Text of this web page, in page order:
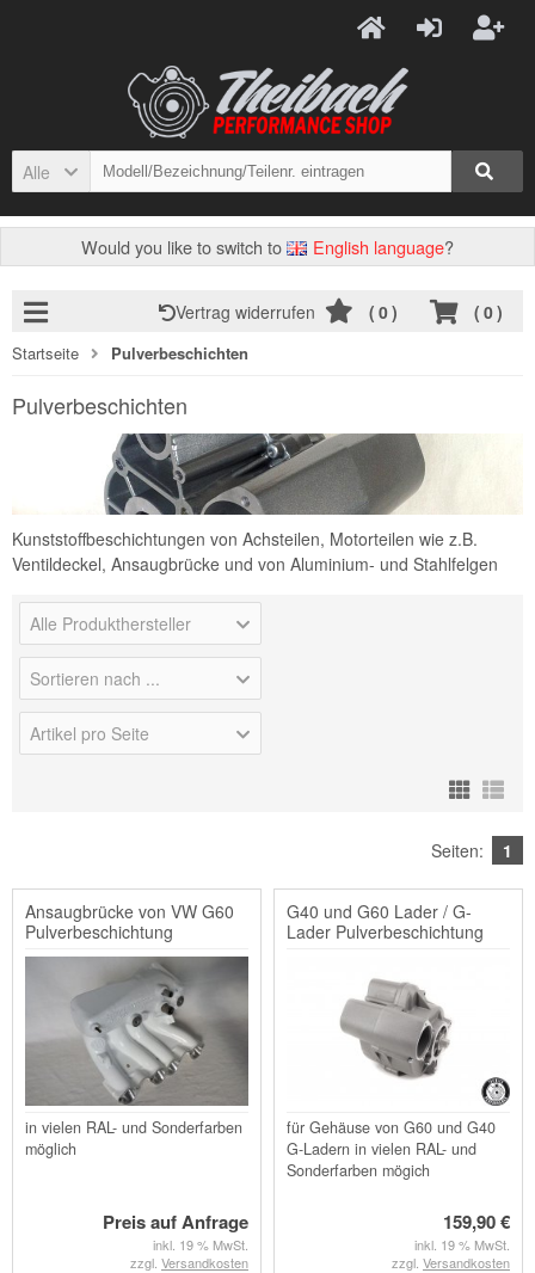
Alle
Would you like to switch to English language?
( 0)
Vertrag widerrufen ( 0)
Startseite Pulverbeschichten
Pulverbeschichten
Kunststoffbeschichtungen von Achsteilen, Motorteilen wie z.B.
Ventildeckel, Ansaugbrücke und von Aluminium- und Stahlfelgen
Alle Produkthersteller
Sortieren nach ...
Artikel pro Seite
Seiten: 1
Ansaugbrücke von VW G60
Pulverbeschichtung
in vielen RAL- und Sonderfarben
möglich
Preis auf Anfrage
inkl. 19 % MwSt.
zzgl. Versandkosten
G40 und G60 Lader / G-
Lader Pulverbeschichtung
für Gehäuse von G60 und G40
G-Ladern in vielen RAL- und
Sonderfarben mögich
159,90 €
inkl. 19 % MwSt.
zzgl. Versandkosten